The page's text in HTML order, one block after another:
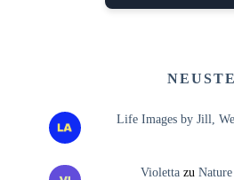
Life Images by Jill,
Violettazu